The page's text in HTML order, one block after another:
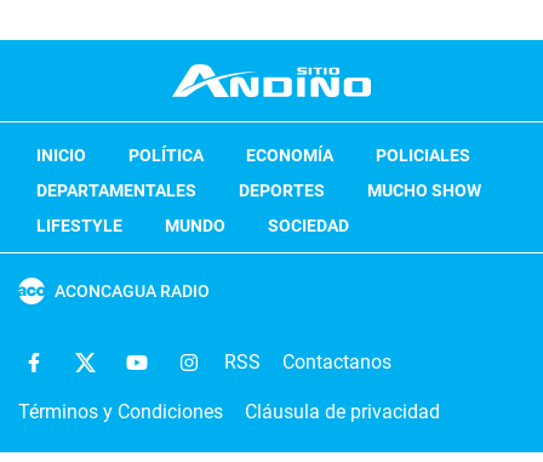
INICIO POLÍTICA ECONOMÍA
POLICIALES
DEPARTAMENTALES
DEPORTES
MUCHO SHOW
LIFESTYLE
MUNDO SOCIEDAD
ACONCAGUA RADIO
RSS Contactanos
Términos y Condiciones Cláusula de privacidad